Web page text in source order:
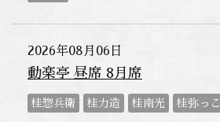
2026年08月06日
動楽亭 昼席 8月席
桂惣兵衛 桂力造 桂南光 桂弥っこ